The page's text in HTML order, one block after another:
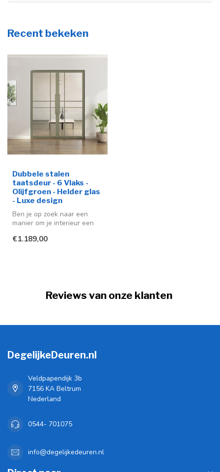
Recent bekeken
Dubbele stalen
taatsdeur - 6 Vlaks -
Olijfgroen - Helder glas
- Luxe design
Ben je op zoek naar een
manier om je interieur een
uitstra...
€1.189,00
Reviews van onze klanten
DegelijkeDeuren.nl
Veldpapendijk 3b
7156 KA Beltrum
Nederland
0544- 701075
info@degelijkedeuren.nl